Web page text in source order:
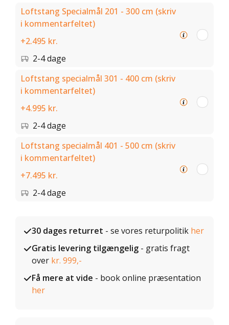
Loftstang Specialmål 201 - 300 cm (skriv
i kommentarfeltet)
+2.495 kr.
2-4 dage
Loftstang specialmål 301 - 400 cm (skriv
i kommentarfeltet)
+4.995 kr.
2-4 dage
Loftstang specialmål 401 - 500 cm (skriv
i kommentarfeltet)
+7.495 kr.
2-4 dage
30 dages returret - se vores returpolitik her
Gratis levering tilgængelig - gratis fragt
over kr. 999,-
Få mere at vide - book online præsentation
her